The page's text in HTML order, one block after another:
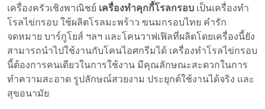
เครื่องครัวเชิงพาณิชย์ เครื่องทำคุกกี้โรลกรอบ เป็นเครื่องทำ
โรลไข่กรอบ ใช้ผลิตโรลมะพร้าว ขนมกรอบไทย คำรัก
จดหมาย บาร์กูโยส์ ฯลฯ และโคนวาฟเฟิลที่ผลิตโดยเครื่องนี้ยัง
สามารถนำไปใช้งานกับโคนไอศกรีมได้ เครื่องทำโรลไข่กรอบ
นี้ต้องการคนเดียวในการใช้งาน มีคุณลักษณะสะดวกในการ
ทำความสะอาด รูปลักษณ์สวยงาม ประยุกต์ใช้งานได้จริง และ
สุขอนามัย